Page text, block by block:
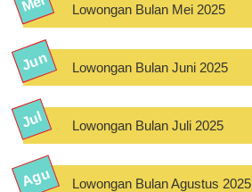
Lowongan Bulan Mei 2025
Lowongan Bulan Juni 2025
Lowongan Bulan Juli 2025
Lowongan Bulan Agustus 2025